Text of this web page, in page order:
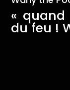
« quand
du feu !